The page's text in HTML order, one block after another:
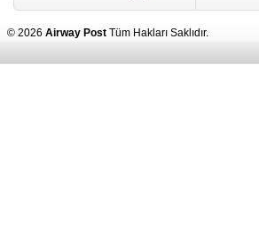
© 2026 Airway Post Tüm Hakları Saklıdır.